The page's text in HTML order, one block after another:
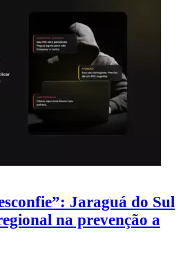
Jaraguá do Sul
na prevenção a